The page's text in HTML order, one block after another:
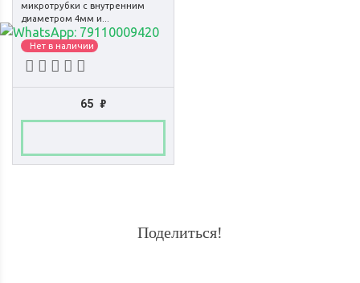
микротрубки с внутренним
диаметром 4мм и...
Нет в наличии
65₽
Поделиться!